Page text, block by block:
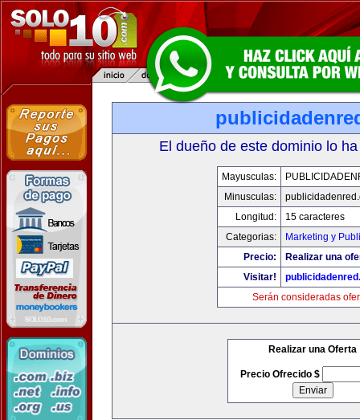
El dueño de este dominio lo
Mayusculas:
Minusculas:
Longitud:
15 caracteres
Categorias:
Marketing y
Precio:
Realizar una
Visitar!
Serán consideradas
Realizar una Oferta
Precio Ofrecido $